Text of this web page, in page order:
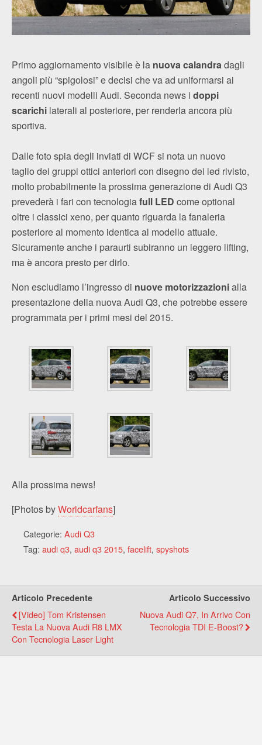
Primo aggiornamento visibile è la nuova calandradagli
angoli più “spigolosi” e decisi che va ad uniformarsi ai
recenti nuovi modelli Audi. Seconda news i doppi
scarichi laterali al posteriore, per renderla ancora più
sportiva.
Dalle foto spia degli inviati di WCF si nota un nuovo
taglio dei gruppi ottici anteriori con disegno dei led rivisto,
molto probabilmente la prossima generazione di Audi Q3
prevederà i fari con tecnologiafull LED come optional
oltre i classici xeno, per quanto riguarda la fanaleria
posteriore al momento identica al modello attuale.
Sicuramente anche i paraurti subiranno un leggero lifting,
ma è ancora presto per dirlo.
Non escludiamo l’ingresso di nuove motorizzazionialla
presentazione della nuova Audi Q3, che potrebbe essere
programmata per i primi mesi del 2015.
Alla prossima news!
[Photos byWorldcarfans]
Categorie: Audi Q3
Tag: audi q3, audi q3 2015, facelift, spyshots
Articolo Precedente
[Video] Tom Kristensen
Testa La Nuova Audi R8 LMX
Con Tecnologia Laser Light
Articolo Successivo
Nuova Audi Q7, In Arrivo Con
Tecnologia TDI E-Boost?